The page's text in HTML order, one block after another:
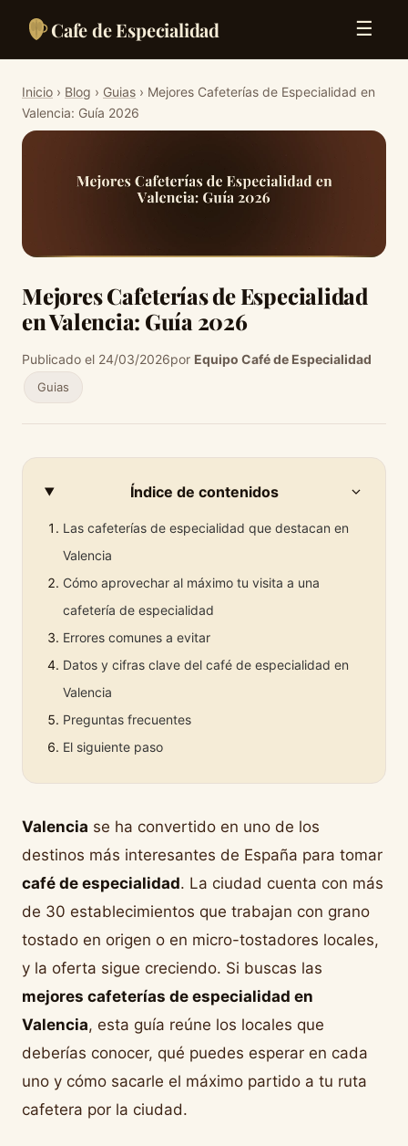
Cafe de Especialidad ☰
Inicio › Blog › Guias › Mejores Cafeterías de Especialidad en
Valencia: Guía 2026
Mejores Cafeterías de Especialidad
en Valencia: Guía 2026
Publicado el 24/03/2026por Equipo Café de Especialidad
Guias
Índice de contenidos
Las cafeterías de especialidad que destacan en
Valencia
Cómo aprovechar al máximo tu visita a una
cafetería de especialidad
Errores comunes a evitar
Datos y cifras clave del café de especialidad en
Valencia
Preguntas frecuentes
El siguiente paso
Valencia se ha convertido en uno de los
destinos más interesantes de España para tomar
café de especialidad. La ciudad cuenta con más
de 30 establecimientos que trabajan con grano
tostado en origen o en micro-tostadores locales,
y la oferta sigue creciendo. Si buscas las
mejores cafeterías de especialidad en
Valencia, esta guía reúne los locales que
deberías conocer, qué puedes esperar en cada
uno y cómo sacarle el máximo partido a tu ruta
cafetera por la ciudad.